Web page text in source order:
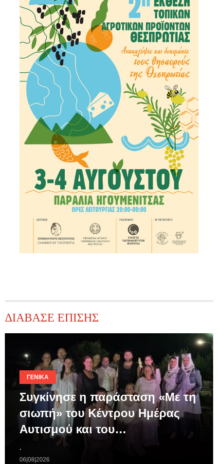
ΔΙΑΒΑΣΕ ΕΠΙΣΗΣ
ΓΕΝΙΚΆ
Συγκίνησε η παράσταση «Με τη
σιωπή» του Κέντρου Ημέρας
Αυτισμού και του…
.
06|08|2026